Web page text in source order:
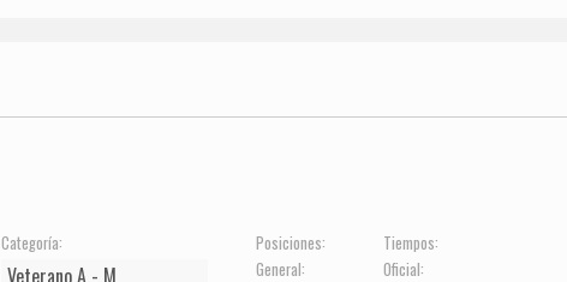
Categoría:
Posiciones:
General:
Tiempos:
Oficial: